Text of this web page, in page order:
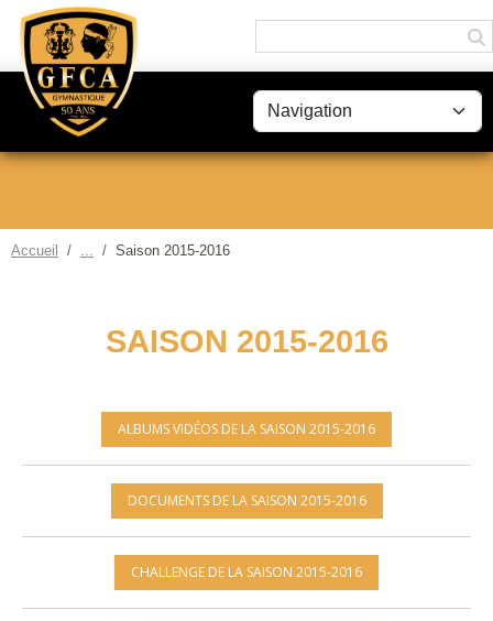
Accueil Saison 2015-2016
SAISON 2015-2016
ALBUMS VIDÉOS DE LA SAISON 2015-2016
DOCUMENTS DE LA SAISON 2015-2016
CHALLENGE DE LA SAISON 2015-2016
Panneau de gestion des cookies